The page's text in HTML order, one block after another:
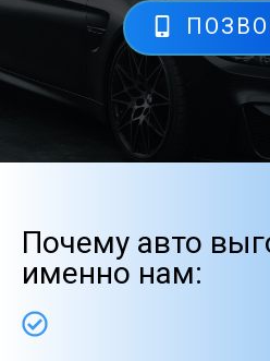
Почему авто
именно нам: